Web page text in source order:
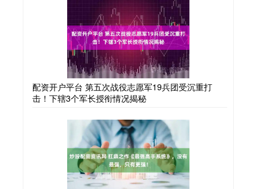
配资开户平台 第五次战役志愿军19兵团受沉重打
击！下辖3个军长授衔情况揭秘